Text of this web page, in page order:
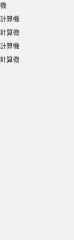
算機
算機
算機
算機